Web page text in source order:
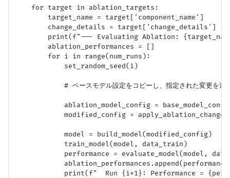
    for target in ablation_targets:
        target_name = target['component_name']
        change_details = target['change_details']
print(f"--- Evaluating Ablation:
        ablation_performances = []
        for i in range(num_runs):
            set_random_seed(i)
# ベースモデル設定をコピーし、指定された変更を適
ablation_model_config =
modified_config =
            model = build_model(modified_config)
            train_model(model, data_train)
performance = evaluate_model(model,
print(f"  Run {i+1}: Performance =